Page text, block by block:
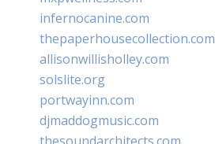
infernocanine.com
thepaperhousecollection.com
allisonwillisholley.com
solslite.org
portwayinn.com
djmaddogmusic.com